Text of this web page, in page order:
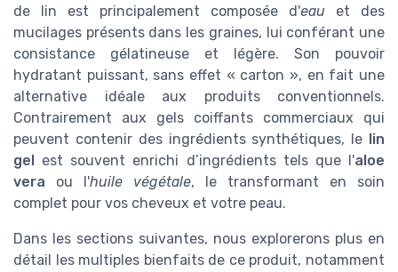
de lin est principalement composée d'eau et des
mucilages présents dans les graines, lui conférant une
consistance gélatineuse et légère. Son pouvoir
hydratant puissant, sans effet « carton », en fait une
alternative idéale aux produits conventionnels.
Contrairement aux gels coiffants commerciaux qui
peuvent contenir des ingrédients synthétiques, le
lin
gel
est souvent enrichi d’ingrédients tels que l'aloe
vera ou l'huile végétale, le transformant en soin
complet pour vos cheveux et votre peau.
Dans les sections suivantes, nous explorerons plus en
détail les multiples bienfaits de ce produit, notamment